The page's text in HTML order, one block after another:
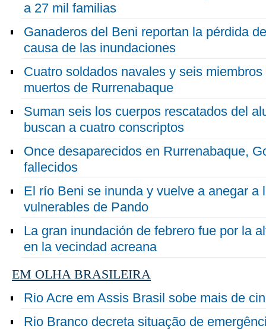
a 27 mil familias
Ganaderos del Beni reportan la pérdida
causa de las inundaciones
Cuatro soldados navales y seis
muertos de Rurrenabaque
Suman seis los cuerpos rescatados del
buscan a cuatro conscriptos
Once desaparecidos en Rurrenabaque,
fallecidos
El río Beni se inunda y vuelve a anegar a
vulnerables de Pando
La gran inundación de febrero fue por la
en la vecindad acreana
EM OLHA BRASILEIRA
Rio Acre em Assis Brasil sobe mais de
Rio Branco decreta situação de